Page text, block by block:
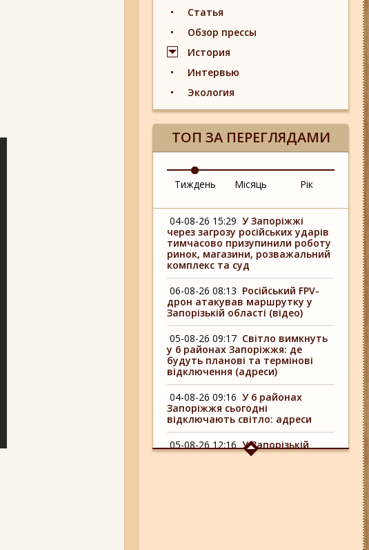
Статья
Обзор прессы
История
Интервью
Экология
ТОП ЗА ПЕРЕГЛЯДАМИ
Тиждень Місяць Рік
04-08-26 15:29 У Запоріжжі
через загрозу російських ударів
тимчасово призупинили роботу
ринок, магазини, розважальний
комплекс та суд
06-08-26 08:13 Російський FPV-
дрон атакував маршрутку у
Запорізькій області (відео)
05-08-26 09:17 Світло вимкнуть
у 6 районах Запоріжжя: де
будуть планові та термінові
відключення (адреси)
04-08-26 09:16 У 6 районах
Запоріжжя сьогодні
відключають світло: адреси
05-08-26 12:16 У Запорізькій
області ресторан оштрафували